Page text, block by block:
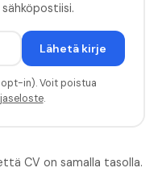
Lähetä kirje
in). Voit poistua
.
CV on samalla tasolla.